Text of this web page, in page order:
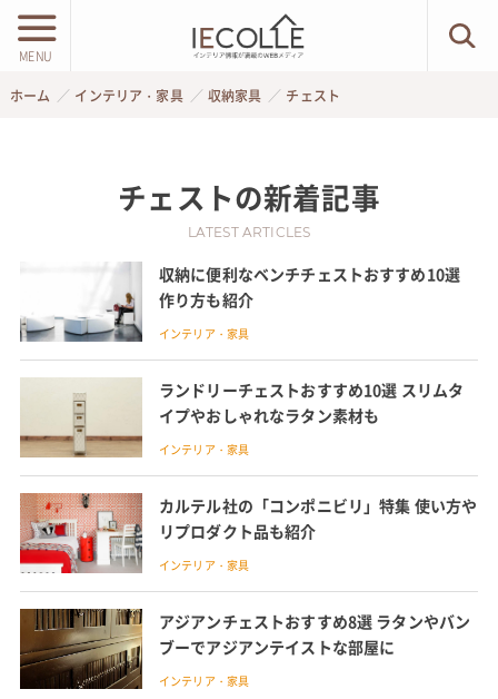
MENU
ホーム インテリア・家具 収納家具 チェスト
チェストの新着記事
LATEST ARTICLES
収納に便利なベンチチェストおすすめ10選
作り方も紹介
インテリア・家具
ランドリーチェストおすすめ10選 スリムタ
イプやおしゃれなラタン素材も
インテリア・家具
カルテル社の「コンポニビリ」特集 使い方や
リプロダクト品も紹介
インテリア・家具
アジアンチェストおすすめ8選 ラタンやバン
ブーでアジアンテイストな部屋に
インテリア・家具